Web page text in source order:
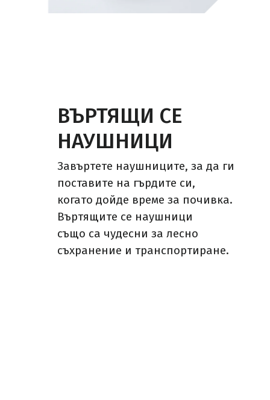
ВЪРТЯЩИ СЕ
НАУШНИЦИ
Завъртете наушниците, за да ги
поставите на гърдите си,
когато дойде време за почивка.
Въртящите се наушници
също са чудесни за лесно
съхранение и транспортиране.